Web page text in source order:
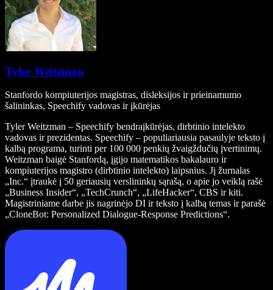
Tyler Weitzman
Stanfordo kompiuterijos magistras, disleksijos ir prieinamumo
šalininkas, Speechify vadovas ir įkūrėjas
Tyler Weitzman – Speechify bendraįkūrėjas, dirbtinio intelekto
vadovas ir prezidentas. Speechify – populiariausia pasaulyje teksto į
kalbą programa, turinti per 100 000 penkių žvaigždučių įvertinimų.
Weitzman baigė Stanfordą, įgijo matematikos bakalauro ir
kompiuterijos magistro (dirbtinio intelekto) laipsnius. Jį žurnalas
„Inc.“ įtraukė į 50 geriausių verslininkų sąrašą, o apie jo veiklą rašė
„Business Insider“, „TechCrunch“, „LifeHacker“, CBS ir kiti.
Magistriniame darbe jis nagrinėjo DI ir teksto į kalbą temas ir parašė
„CloneBot: Personalized Dialogue-Response Predictions“.